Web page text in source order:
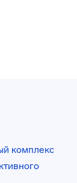
комплекс